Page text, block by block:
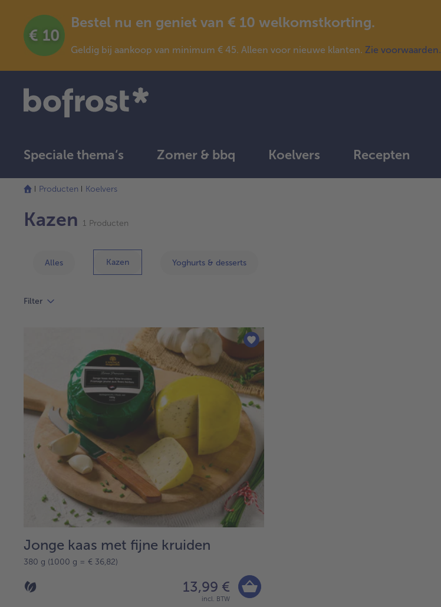
Bestel nu en geniet van € 10 welkomstkorting.
Geldig bij aankoop van minimum € 45. Alleen voor nieuwe klanten. Zie voorwaarden.
Speciale thema‘s Zomer & bbq Koelvers Recepten
Producten
Koelvers
Kazen 1 Producten
Alles Kazen Yoghurts & desserts
Filter
Jonge kaas met fijne kruiden
380 g (1000 g = € 36,82)
13,99 €
incl. BTW